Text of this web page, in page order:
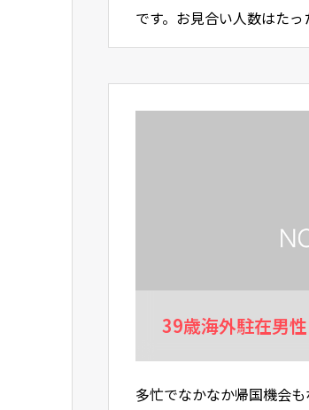
です。お見合い人数はた
のお話です）お一人目の
39歳海外駐在男
多忙でなかなか帰国機会